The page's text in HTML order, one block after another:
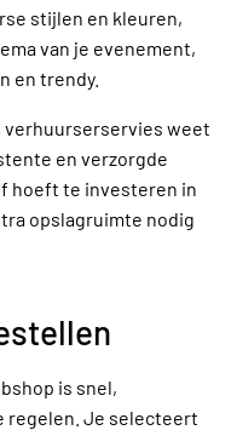
stijlen en kleuren,
van je evenement,
en trendy.
verhuurserservies weet
en verzorgde
hoeft te investeren in
opslagruimte nodig
is snel,
regelen. Je selecteert